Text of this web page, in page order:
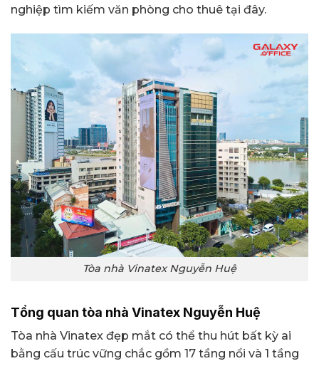
nghiệp tìm kiếm văn phòng cho thuê tại đây.
Tòa nhà Vinatex Nguyễn Huệ
Tổng quan tòa nhà Vinatex Nguyễn Huệ
Tòa nhà Vinatex đẹp mắt có thể thu hút bất kỳ ai
bằng cấu trúc vững chắc gồm 17 tầng nổi và 1 tầng